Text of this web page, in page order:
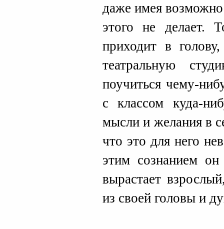
даже имея
этого не делает.
приходит в
театральную
поучиться чему-
с классом куда-
мысли и желания в
что это для него
этим сознанием
вырастает
из своей головы и